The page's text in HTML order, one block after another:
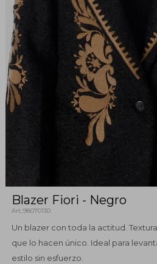
Blazer Fiori - Negro
98070130
Un blazer con toda la actitud.
que lo hacen único. Ideal para
estilo sin esfuerzo.